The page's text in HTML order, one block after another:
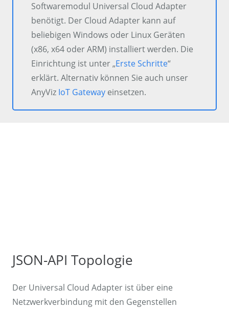
Softwaremodul Universal Cloud Adapter
benötigt. Der Cloud Adapter kann auf
beliebigen Windows oder Linux Geräten
(x86, x64 oder ARM) installiert werden. Die
Einrichtung ist unter „Erste Schritte“
erklärt. Alternativ können Sie auch unser
AnyViz IoT Gateway einsetzen.
JSON-API Topologie
Der Universal Cloud Adapter ist über eine
Netzwerkverbindung mit den Gegenstellen